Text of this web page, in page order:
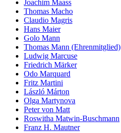
Joachim Maass
Thomas Macho
Claudio Magris
Hans Maier
Golo Mann
Thomas Mann (Ehrenmitglied)
Ludwig Marcuse
Friedrich Märker
Odo Marquard
Fritz Martini
László Márton
Olga Martynova
Peter von Matt
Roswitha Matwin-Buschmann
Franz H. Mautner